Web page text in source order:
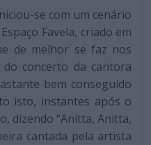
se com um cenário
Favela, criado em
de melhor se faz nos
concerto da cantora
bem conseguido
isto, instantes após o
dizendo “Anitta, Anitta,
cantada pela artista